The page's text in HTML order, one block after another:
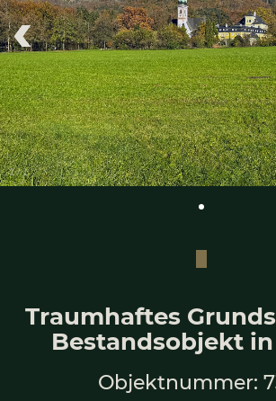
1/1
Traum­haf­tes
Bestands­ob­jekt
Objektnummer: